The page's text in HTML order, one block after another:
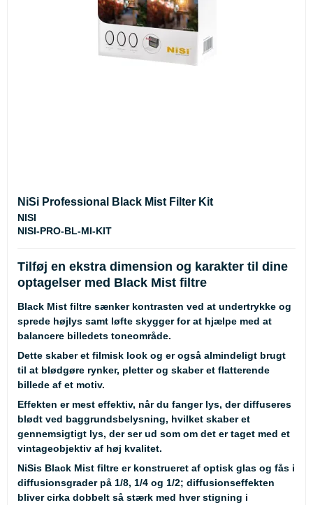
NiSi Professional Black Mist Filter Kit
NISI
NISI-PRO-BL-MI-KIT
Tilføj en ekstra dimension og karakter til dine
optagelser med Black Mist filtre
Black Mist filtre sænker kontrasten ved at undertrykke og
sprede højlys samt løfte skygger for at hjælpe med at
balancere billedets toneområde.
Dette skaber et filmisk look og er også almindeligt brugt
til at blødgøre rynker, pletter og skaber et flatterende
billede af et motiv.
Effekten er mest effektiv, når du fanger lys, der diffuseres
blødt ved baggrundsbelysning, hvilket skaber et
gennemsigtigt lys, der ser ud som om det er taget med et
vintageobjektiv af høj kvalitet.
NiSis Black Mist filtre er konstrueret af optisk glas og fås i
diffusionsgrader på 1/8, 1/4 og 1/2; diffusionseffekten
bliver cirka dobbelt så stærk med hver stigning i